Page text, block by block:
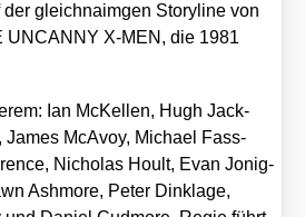
gleich­na­im­gen Sto­ry­line von
UNCANNY X‑MEN, die 1981
Ian McKel­len, Hugh Jack­
James McA­voy, Micha­el Fass­
Nicho­las Hoult, Evan Joni­g­
Ashmo­re, Peter Din­kla­ge,